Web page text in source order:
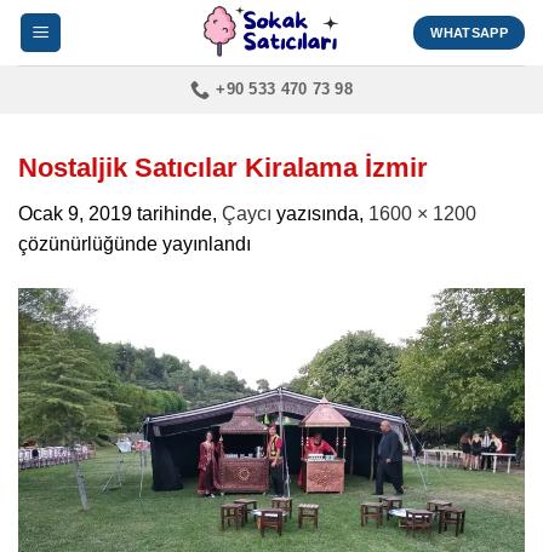
İçeriğe
atla
WHATSAPP
+90 533 470 73 98
Nostaljik Satıcılar Kiralama İzmir
Ocak 9, 2019 tarihinde, Çaycı yazısında, 1600 × 1200
çözünürlüğünde yayınlandı